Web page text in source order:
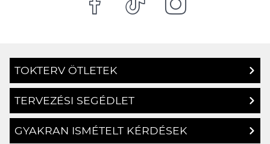
TOKTERV ÖTLETEK
TERVEZÉSI SEGÉDLET
GYAKRAN ISMÉTELT KÉRDÉSEK